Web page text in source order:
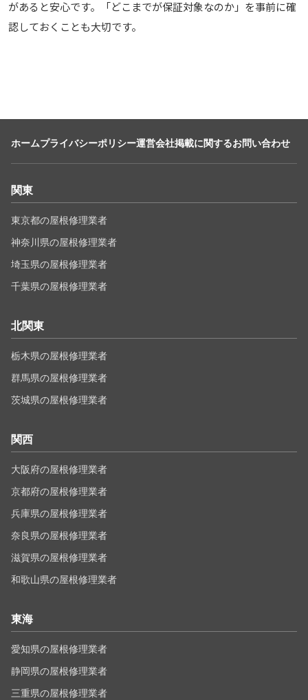
があると安心です。「どこまでが保証対象なのか」を事前に確
認しておくことも大切です。
ホームプライバシーポリシー運営会社掲載に関するお問い合わせ
関東
東京都の屋根修理業者
神奈川県の屋根修理業者
埼玉県の屋根修理業者
千葉県の屋根修理業者
北関東
栃木県の屋根修理業者
群馬県の屋根修理業者
茨城県の屋根修理業者
関西
大阪府の屋根修理業者
京都府の屋根修理業者
兵庫県の屋根修理業者
奈良県の屋根修理業者
滋賀県の屋根修理業者
和歌山県の屋根修理業者
東海
愛知県の屋根修理業者
静岡県の屋根修理業者
三重県の屋根修理業者